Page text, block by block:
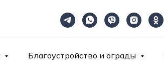
Благоустройство и ограды